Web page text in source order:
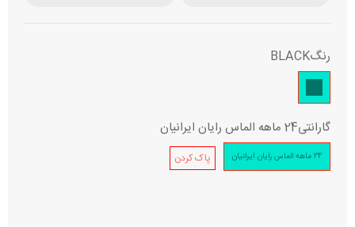
رنگBLACK
گارانتی24 ماهه الماس رایان ایرانیان
24 ماهه الماس رایان ایرانیان پاک کردن